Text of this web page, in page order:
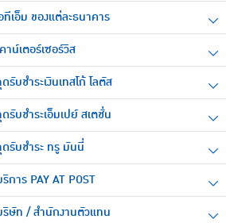
ทีเอ็ม ของแต่ละธนาคาร
าน์เตอร์เซอร์วิส
รับชำระเงินเทสโก้ โลตัส
รับชำระเอ็มเปย์ สเตชั่น
รับชำระ ทรู มันนี่
การ PAY AT POST
ริษัท / สำนักงานตัวแทน